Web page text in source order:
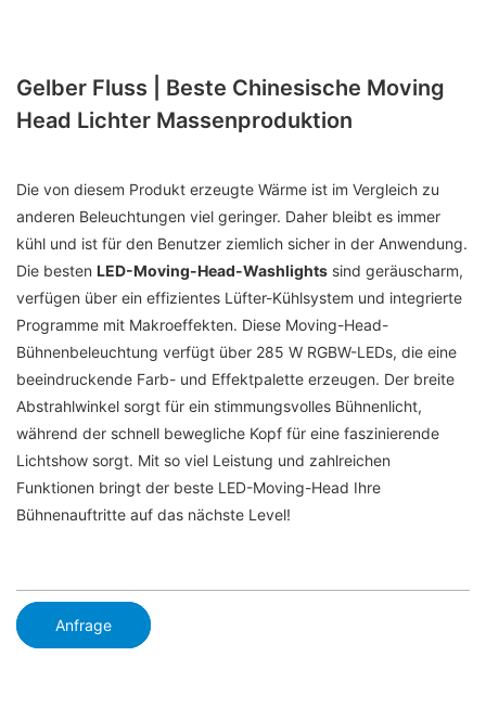
Gelber Fluss | Beste Chinesische Moving
Head Lichter Massenproduktion
Die von diesem Produkt erzeugte Wärme ist im Vergleich zu
anderen Beleuchtungen viel geringer. Daher bleibt es immer
kühl und ist für den Benutzer ziemlich sicher in der Anwendung.
Die besten LED-Moving-Head-Washlights sind geräuscharm,
verfügen über ein effizientes Lüfter-Kühlsystem und integrierte
Programme mit Makroeffekten. Diese Moving-Head-
Bühnenbeleuchtung verfügt über 285 W RGBW-LEDs, die eine
beeindruckende Farb- und Effektpalette erzeugen. Der breite
Abstrahlwinkel sorgt für ein stimmungsvolles Bühnenlicht,
während der schnell bewegliche Kopf für eine faszinierende
Lichtshow sorgt. Mit so viel Leistung und zahlreichen
Funktionen bringt der beste LED-Moving-Head Ihre
Bühnenauftritte auf das nächste Level!
Anfrage